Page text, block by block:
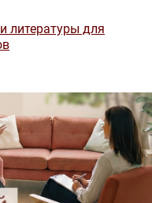
литературы для